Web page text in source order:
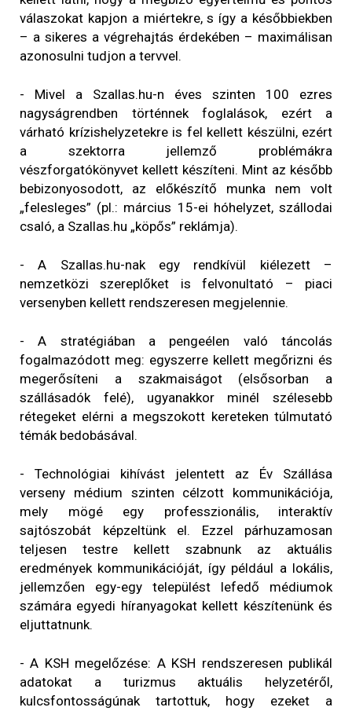
válaszokat kapjon a miértekre, s így a későbbiekben
– a sikeres a végrehajtás érdekében – maximálisan
azonosulni tudjon a tervvel.
- Mivel a Szallas.hu-n éves szinten 100 ezres
nagyságrendben történnek foglalások, ezért a
várható krízishelyzetekre is fel kellett készülni, ezért
a szektorra jellemző problémákra
vészforgatókönyvet kellett készíteni. Mint az később
bebizonyosodott, az előkészítő munka nem volt
„felesleges” (pl.: március 15-ei hóhelyzet, szállodai
csaló, a Szallas.hu „köpős” reklámja).
- A Szallas.hu-nak egy rendkívül kiélezett –
nemzetközi szereplőket is felvonultató – piaci
versenyben kellett rendszeresen megjelennie.
- A stratégiában a pengeélen való táncolás
fogalmazódott meg: egyszerre kellett megőrizni és
megerősíteni a szakmaiságot (elsősorban a
szállásadók felé), ugyanakkor minél szélesebb
rétegeket elérni a megszokott kereteken túlmutató
témák bedobásával.
- Technológiai kihívást jelentett az Év Szállása
verseny médium szinten célzott kommunikációja,
mely mögé egy professzionális, interaktív
sajtószobát képzeltünk el. Ezzel párhuzamosan
teljesen testre kellett szabnunk az aktuális
eredmények kommunikációját, így például a lokális,
jellemzően egy-egy települést lefedő médiumok
számára egyedi híranyagokat kellett készítenünk és
eljuttatnunk.
- A KSH megelőzése: A KSH rendszeresen publikál
adatokat a turizmus aktuális helyzetéről,
kulcsfontosságúnak tartottuk, hogy ezeket a